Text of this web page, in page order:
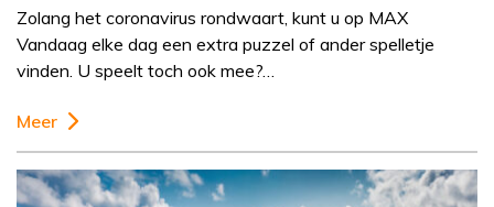
Zolang het coronavirus rondwaart, kunt u op MAX
Vandaag elke dag een extra puzzel of ander spelletje
vinden. U speelt toch ook mee?…
Meer